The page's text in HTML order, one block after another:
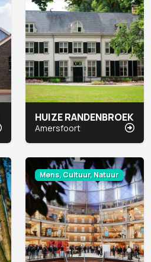
HUIZE RANDENBROEK
Amersfoort
Mens, Cultuur, Natuur